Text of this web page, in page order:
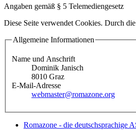
Angaben gemäß § 5 Telemediengesetz
Diese Seite verwendet Cookies. Durch
Allgemeine Informationen
Name und Anschrift
Dominik Janisch
8010 Graz
E-Mail-Adresse
webmaster@romazone.org
Romazone - die deutschsprachige